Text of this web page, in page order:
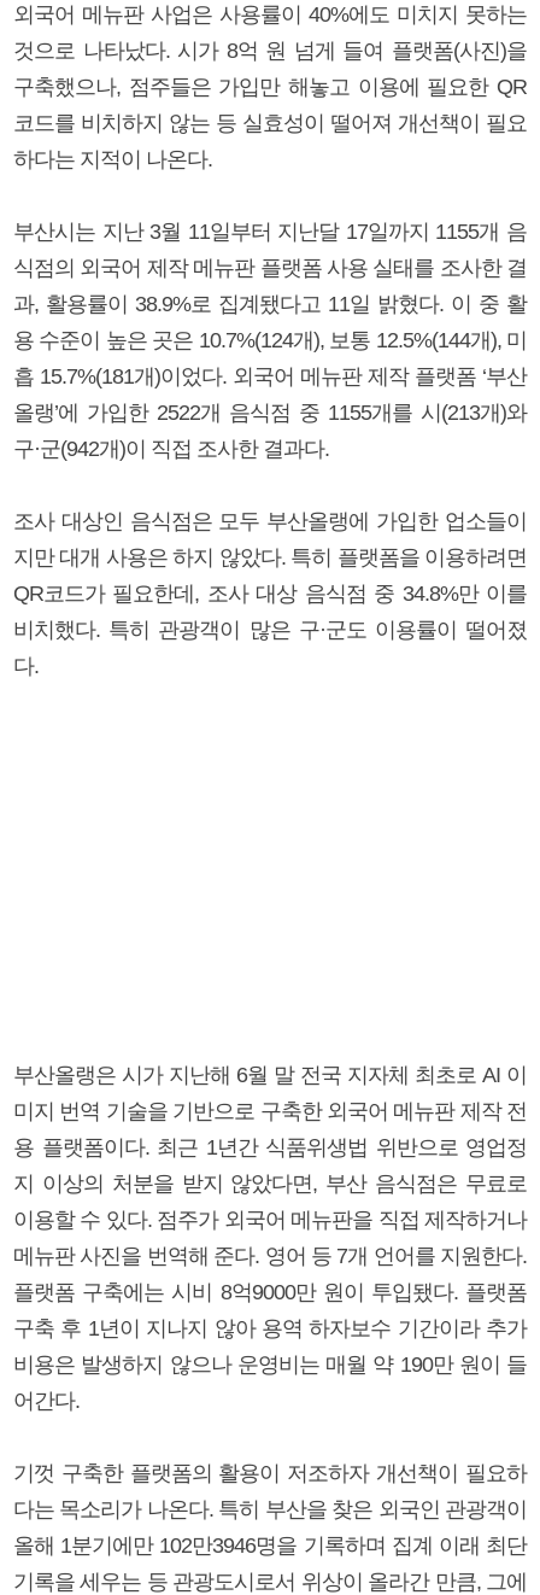
외국어 메뉴판 사업은 사용률이 40%에도 미치지 못하는
것으로 나타났다. 시가 8억 원 넘게 들여 플랫폼(사진)을
구축했으나, 점주들은 가입만 해놓고 이용에 필요한 QR
코드를 비치하지 않는 등 실효성이 떨어져 개선책이 필요
하다는 지적이 나온다.
부산시는 지난 3월 11일부터 지난달 17일까지 1155개 음
식점의 외국어 제작 메뉴판 플랫폼 사용 실태를 조사한 결
과, 활용률이 38.9%로 집계됐다고 11일 밝혔다. 이 중 활
용 수준이 높은 곳은 10.7%(124개), 보통 12.5%(144개), 미
흡 15.7%(181개)이었다. 외국어 메뉴판 제작 플랫폼 ‘부산
올랭’에 가입한 2522개 음식점 중 1155개를 시(213개)와
구·군(942개)이 직접 조사한 결과다.
조사 대상인 음식점은 모두 부산올랭에 가입한 업소들이
지만 대개 사용은 하지 않았다. 특히 플랫폼을 이용하려면
QR코드가 필요한데, 조사 대상 음식점 중 34.8%만 이를
비치했다. 특히 관광객이 많은 구·군도 이용률이 떨어졌
다.
부산올랭은 시가 지난해 6월 말 전국 지자체 최초로 AI 이
미지 번역 기술을 기반으로 구축한 외국어 메뉴판 제작 전
용 플랫폼이다. 최근 1년간 식품위생법 위반으로 영업정
지 이상의 처분을 받지 않았다면, 부산 음식점은 무료로
이용할 수 있다. 점주가 외국어 메뉴판을 직접 제작하거나
메뉴판 사진을 번역해 준다. 영어 등 7개 언어를 지원한다.
플랫폼 구축에는 시비 8억9000만 원이 투입됐다. 플랫폼
구축 후 1년이 지나지 않아 용역 하자보수 기간이라 추가
비용은 발생하지 않으나 운영비는 매월 약 190만 원이 들
어간다.
기껏 구축한 플랫폼의 활용이 저조하자 개선책이 필요하
다는 목소리가 나온다. 특히 부산을 찾은 외국인 관광객이
올해 1분기에만 102만3946명을 기록하며 집계 이래 최단
기록을 세우는 등 관광도시로서 위상이 올라간 만큼, 그에